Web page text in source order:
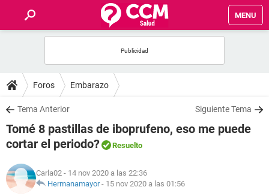
MENU
FOROS
SALUD
FAMILIA
NUTRICIÓN
Foros Embarazo
Tema Anterior Siguiente Tema
Tomé 8 pastillas de iboprufeno, eso me puede
cortar el periodo?
Resuelto
Carla02 - 14 nov 2020 a las 22:36
Hermanamayor- 15 nov 2020 a las 01:56